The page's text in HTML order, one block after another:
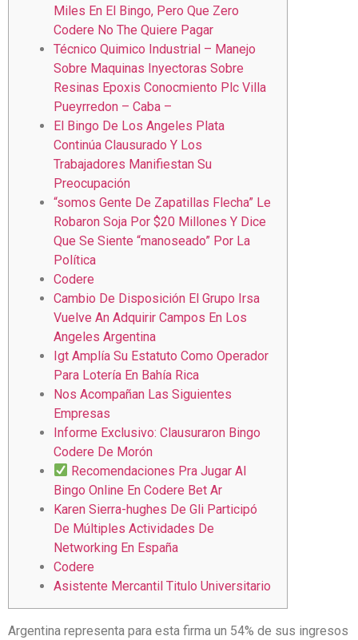
Miles En El Bingo, Pero Que Zero
Codere No The Quiere Pagar
Técnico Quimico Industrial – Manejo
Sobre Maquinas Inyectoras Sobre
Resinas Epoxis Conocmiento Plc Villa
Pueyrredon – Caba –
El Bingo De Los Angeles Plata
Continúa Clausurado Y Los
Trabajadores Manifiestan Su
Preocupación
“somos Gente De Zapatillas Flecha” Le
Robaron Soja Por $20 Millones Y Dice
Que Se Siente “manoseado” Por La
Política
Codere
Cambio De Disposición El Grupo Irsa
Vuelve An Adquirir Campos En Los
Angeles Argentina
Igt Amplía Su Estatuto Como Operador
Para Lotería En Bahía Rica
Nos Acompañan Las Siguientes
Empresas
Informe Exclusivo: Clausuraron Bingo
Codere De Morón
Recomendaciones Pra Jugar Al
Bingo Online En Codere Bet Ar
Karen Sierra-hughes De Gli Participó
De Múltiples Actividades De
Networking En España
Codere
Asistente Mercantil Titulo Universitario
Argentina representa para esta firma un 54% de sus ingresos